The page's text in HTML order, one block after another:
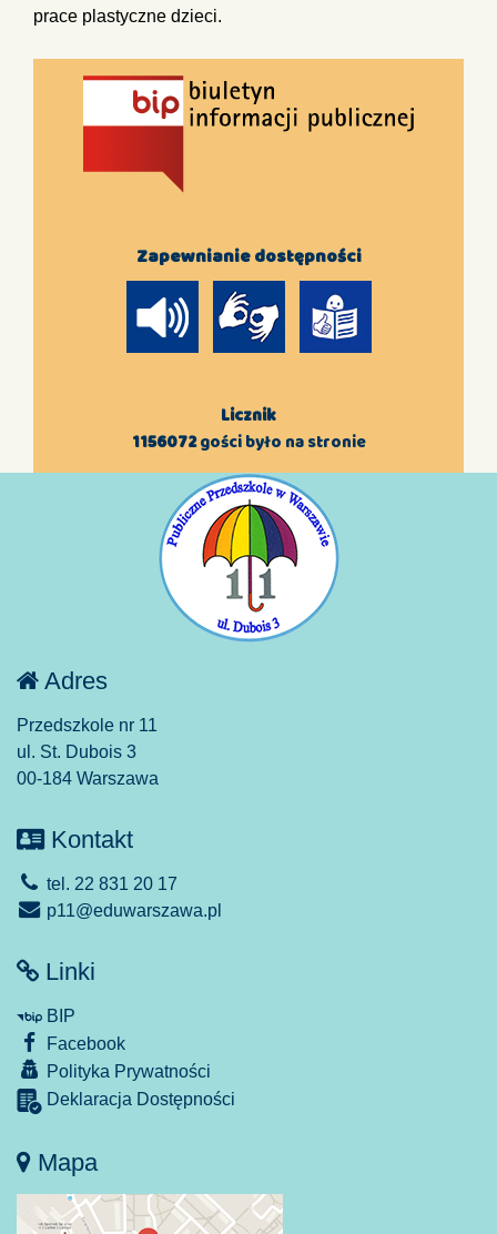
prace plastyczne dzieci.
Zapewnianie dostępności
Licznik
1156072gości było na stronie
Adres
Przedszkole nr 11
ul. St. Dubois 3
00-184 Warszawa
Kontakt
tel. 22 831 20 17
p11@eduwarszawa.pl
Linki
BIP
Facebook
Polityka Prywatności
Deklaracja Dostępności
Mapa